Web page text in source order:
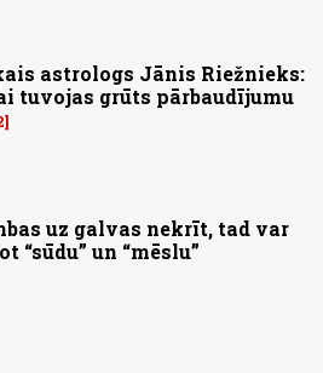
astrologs Jānis Riežnieks:
tuvojas grūts pārbaudījumu
uz galvas nekrīt, tad var
“sūdu” un “mēslu”